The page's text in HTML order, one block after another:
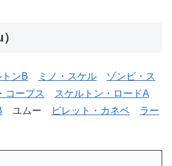
トンB ミノ・スケル
ゾンビ・ス
コープス
スケルトン・ロードA
ユムー ビレット・カネベ
ラー